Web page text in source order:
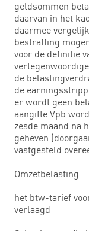
geldsommen
daarvan in het
daarmee
bestraffing
voor de definitie
de
de
er wordt geen
aangifte Vpb
zesde maand na
geheven
vastgesteld
Omzetbelasting
het btw-tarief
verlaagd